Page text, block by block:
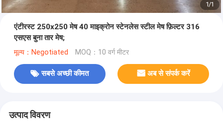
1/1
एंटीरस्ट 250x250 मेष 40 माइक्रोन स्टेनलेस स्टील मेष फ़िल्टर 316
एसएस बुना तार मेष;
मूल्य：Negotiated MOQ：10 वर्ग मीटर
सबसे अच्छी कीमत अब से संपर्क करें
उत्पाद विवरण